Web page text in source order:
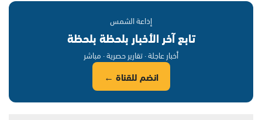
إذاعة الشمس
تابع آخر الأخبار بلحظة بلحظة
أخبار عاجلة · تقارير حصرية · مباشر
انضم للقناة ←